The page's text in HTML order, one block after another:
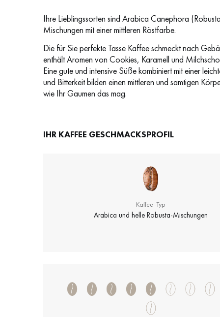
Ihre Lieblingssorten sind Arabica Canephora
Mischungen mit einer mittleren Röstfarbe.
Die für Sie perfekte Tasse Kaffee schmeckt nach
enthält Aromen von Cookies, Karamell und
Eine gute und intensive Süße kombiniert mit einer
und Bitterkeit bilden einen mittleren und samtigen
wie Ihr Gaumen das mag.
IHR KAFFEE GESCHMACKSPROFIL
Kaffee-Typ
Arabica und helle Robusta-Mischungen